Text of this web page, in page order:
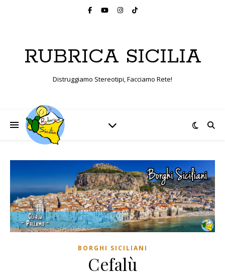
RUBRICA SICILIA
Distruggiamo Stereotipi, Facciamo Rete!
BORGHI SICILIANI
Cefalù